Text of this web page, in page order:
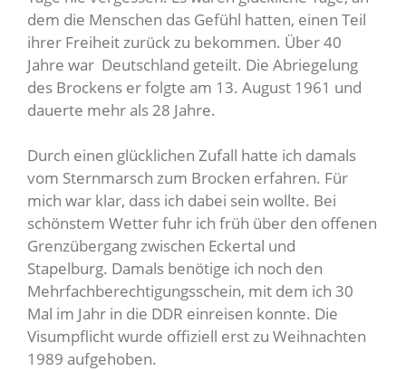
dem die Menschen das Gefühl hatten, einen Teil
ihrer Freiheit zurück zu bekommen. Über 40
Jahre war Deutschland geteilt. Die Abriegelung
des Brockens er folgte am 13. August 1961 und
dauerte mehr als 28 Jahre.
Durch einen glücklichen Zufall hatte ich damals
vom Sternmarsch zum Brocken erfahren. Für
mich war klar, dass ich dabei sein wollte. Bei
schönstem Wetter fuhr ich früh über den offenen
Grenzübergang zwischen Eckertal und
Stapelburg. Damals benötige ich noch den
Mehrfachberechtigungsschein, mit dem ich 30
Mal im Jahr in die DDR einreisen konnte. Die
Visumpflicht wurde offiziell erst zu Weihnachten
1989 aufgehoben.